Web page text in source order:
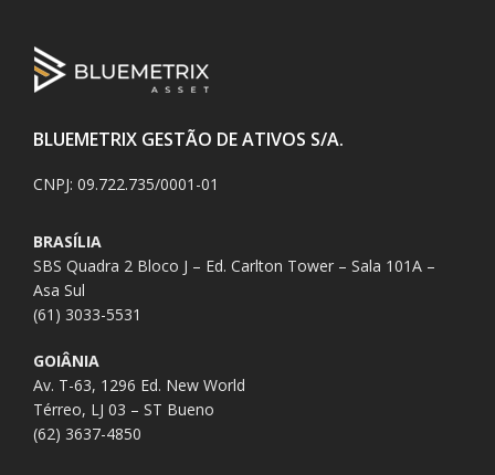
BLUEMETRIX GESTÃO DE ATIVOS S/A.
CNPJ: 09.722.735/0001-01
BRASÍLIA
SBS Quadra 2 Bloco J – Ed. Carlton Tower – Sala 101A –
Asa Sul
(61) 3033-5531
GOIÂNIA
Av. T-63, 1296 Ed. New World
Térreo, LJ 03 – ST Bueno
(62) 3637-4850